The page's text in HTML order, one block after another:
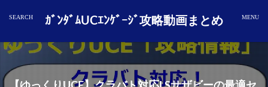
ｶﾞﾝﾀﾞﾑUCｴﾝｹﾞｰｼﾞ攻略動画まとめ